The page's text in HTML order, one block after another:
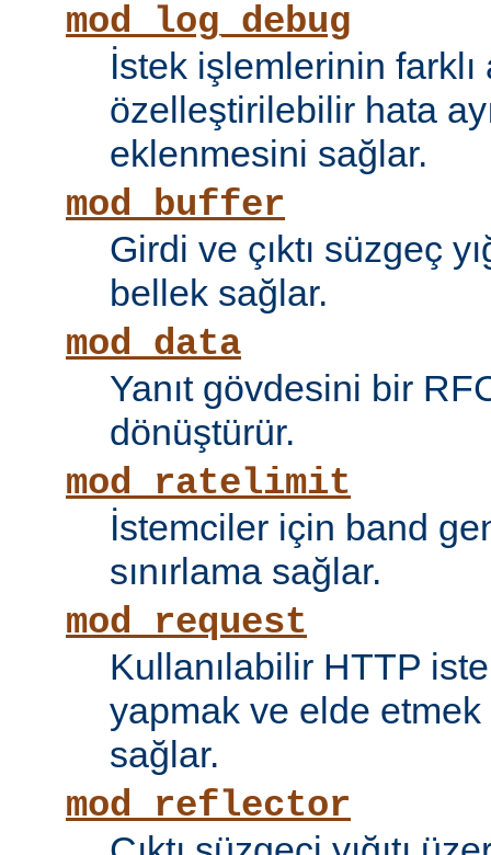
mod_log_debug
İstek işlemlerinin farklı
özelleştirilebilir hata
eklenmesini sağlar.
mod_buffer
Girdi ve çıktı süzgeç
bellek sağlar.
mod_data
Yanıt gövdesini bir
dönüştürür.
mod_ratelimit
İstemciler için band
sınırlama sağlar.
mod_request
Kullanılabilir HTTP
yapmak ve elde
sağlar.
mod_reflector